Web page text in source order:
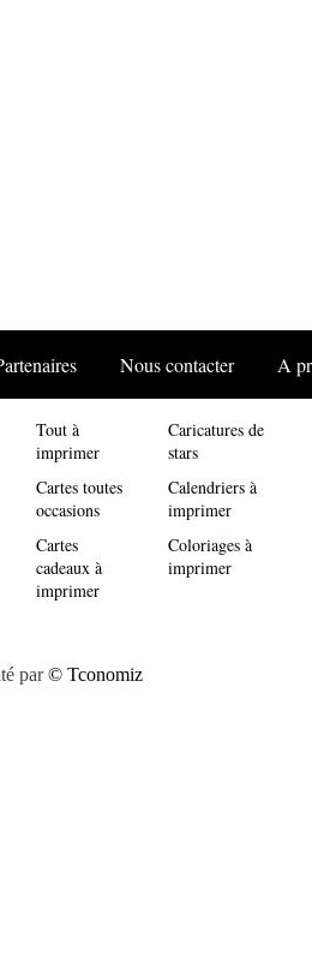
Nous contacter A
Tout à
imprimer
Cartes toutes
occasions
Cartes
cadeaux à
imprimer
Caricatures de
stars
Calendriers à
imprimer
Coloriages à
imprimer
par© Tconomiz